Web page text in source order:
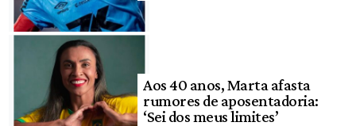
Aos 40 anos, Marta afasta
rumores de aposentadoria:
‘Sei dos meus limites’